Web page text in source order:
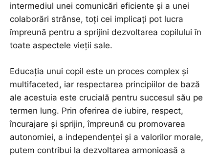
intermediul unei comunicări eficiente și a unei
colaborări strânse, toți cei implicați pot lucra
împreună pentru a sprijini dezvoltarea copilului în
toate aspectele vieții sale.
Educația unui copil este un proces complex și
multifaceted, iar respectarea principiilor de bază
ale acestuia este crucială pentru succesul său pe
termen lung. Prin oferirea de iubire, respect,
încurajare și sprijin, împreună cu promovarea
autonomiei, a independenței și a valorilor morale,
putem contribui la dezvoltarea armonioasă a